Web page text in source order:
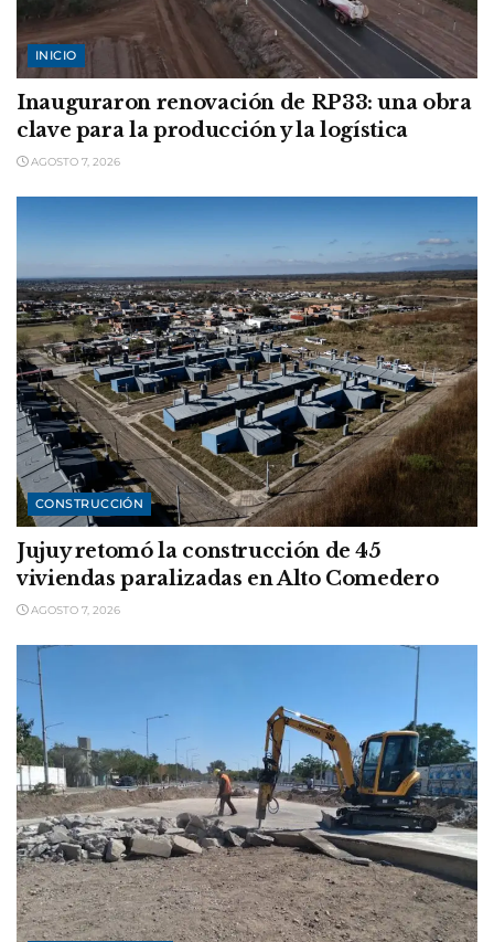
INICIO
Inauguraron renovación de RP33: una obra
clave para la producción y la logística
AGOSTO 7, 2026
CONSTRUCCIÓN
Jujuy retomó la construcción de 45
viviendas paralizadas en Alto Comedero
AGOSTO 7, 2026